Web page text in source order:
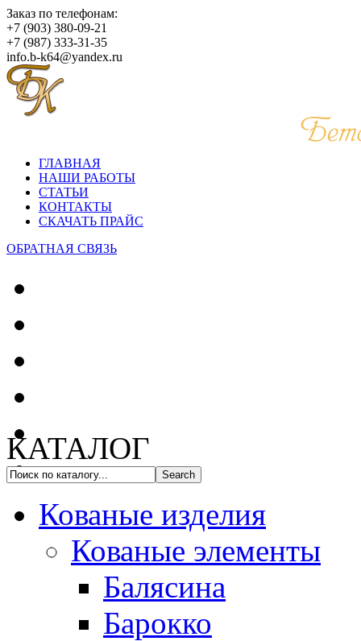
Заказ по телефонам:
+7 (903) 380-09-21
+7 (987) 333-31-35
info.b-k64@yandex.ru
ГЛАВНАЯ
НАШИ РАБОТЫ
СТАТЬИ
КОНТАКТЫ
СКАЧАТЬ ПРАЙС
ОБРАТНАЯ СВЯЗЬ
КАТАЛОГ
Кованые изделия
Кованые элементы
Балясина
Барокко